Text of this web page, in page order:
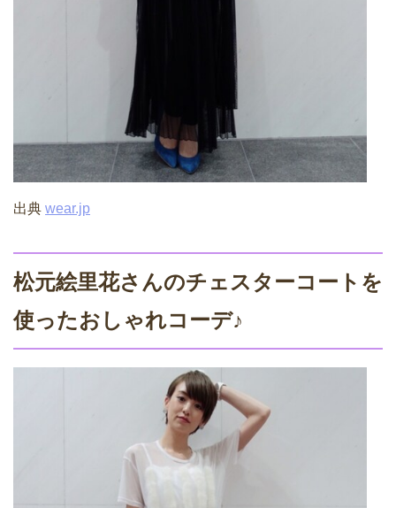
出典 wear.jp
松元絵里花さんのチェスターコートを
使ったおしゃれコーデ♪